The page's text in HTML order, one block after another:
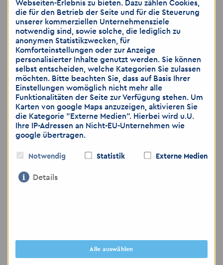
🌐Noch mehr spannende Jobs:
www.akzent-personal.de/jobs-in-jena
Hinweis: Wir weisen darauf hin, dass die
Übermittlung von personenbezogenen Daten
über E-Mail als unsicher eingestuft wird. Bitte
achten Sie darauf, dass Sie lediglich dann
Bewerbungsunterlagen per E-Mail zusenden,
wenn Sie das Risiko als gering einschätzen.
Gerne können Sie weitere Unterlagen, wie zum
Beispiel medizinische Gutachten, ärztliche
Bescheinigungen, die Sie nicht per E-Mail
versenden möchten, per Post zuschicken oder
Webseiten-Erlebnis zu bieten. Dazu zählen Cookies,
die für den Betrieb der Seite und für die Steuerung
unserer kommerziellen Unternehmensziele
notwendig sind, sowie solche, die lediglich zu
anonymen Statistikzwecken, für
Komforteinstellungen oder zur Anzeige
personalisierter Inhalte genutzt werden. Sie können
selbst entscheiden, welche Kategorien Sie zulassen
möchten. Bitte beachten Sie, dass auf Basis Ihrer
Einstellungen womöglich nicht mehr alle
Funktionalitäten der Seite zur Verfügung stehen. Um
Karten von google Maps anzuzeigen, aktivieren Sie
die Kategorie "Externe Medien". Hierbei wird u.U.
Ihre IP-Adressen an Nicht-EU-Unternehmen wie
google übertragen.
Notwendig Statistik Externe Medien
Details
Alle auswählen